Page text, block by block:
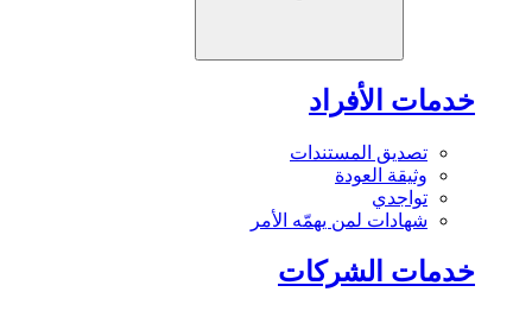
خدمات الأفراد
تصديق المستندات
وثيقة العودة
تواجدي
شهادات لمن يهمّه الأمر
خدمات الشركات